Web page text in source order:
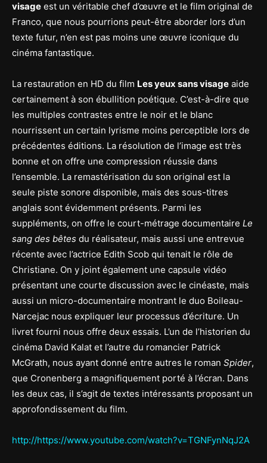
visage est un véritable chef d’œuvre et le film original de
Franco, que nous pourrions peut-être aborder lors d’un
texte futur, n’en est pas moins une œuvre iconique du
cinéma fantastique.
La restauration en HD du film Les yeux sans visage aide
certainement à son ébullition poétique. C’est-à-dire que
les multiples contrastes entre le noir et le blanc
nourrissent un certain lyrisme moins perceptible lors de
précédentes éditions. La résolution de l’image est très
bonne et on offre une compression réussie dans
l’ensemble. La remastérisation du son original est la
seule piste sonore disponible, mais des sous-titres
anglais sont évidemment présents. Parmi les
suppléments, on offre le court-métrage documentaire Le
sang des bêtes du réalisateur, mais aussi une entrevue
récente avec l’actrice Edith Scob qui tenait le rôle de
Christiane. On y joint également une capsule vidéo
présentant une courte discussion avec le cinéaste, mais
aussi un micro-documentaire montrant le duo Boileau-
Narcejac nous expliquer leur processus d’écriture. Un
livret fourni nous offre deux essais. L’un de l’historien du
cinéma David Kalat et l’autre du romancier Patrick
McGrath, nous ayant donné entre autres le roman Spider,
que Cronenberg a magnifiquement porté à l’écran. Dans
les deux cas, il s’agit de textes intéressants proposant un
approfondissement du film.
http://https://www.youtube.com/watch?v=TGNFynNqJ2A